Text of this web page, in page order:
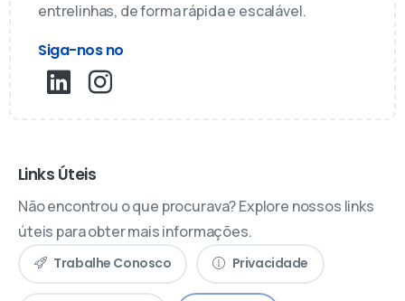
entrelinhas, de forma rápida e escalável.
Siga-nos no
Links Úteis
Não encontrou o que procurava? Explore nossos links
úteis para obter mais informações.
Trabalhe Conosco Privacidade